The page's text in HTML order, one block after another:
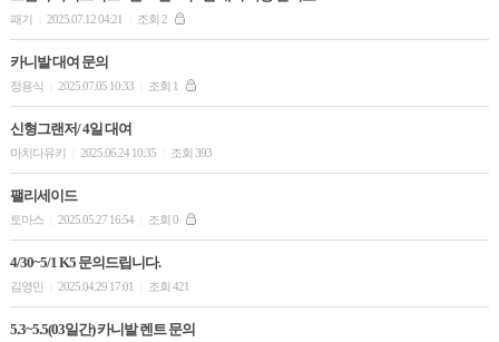
패기 2025.07.12 04:21 조회 2
카니발 대여 문의
정용식 2025.07.05 10:33 조회 1
신형그랜저/ 4일 대여
마치다유키 2025.06.24 10:35 조회 393
팰리세이드
토마스 2025.05.27 16:54 조회 0
4/30~5/1 K5 문의드립니다.
김영민 2025.04.29 17:01 조회 421
5.3~5.5(03일간) 카니발 렌트 문의